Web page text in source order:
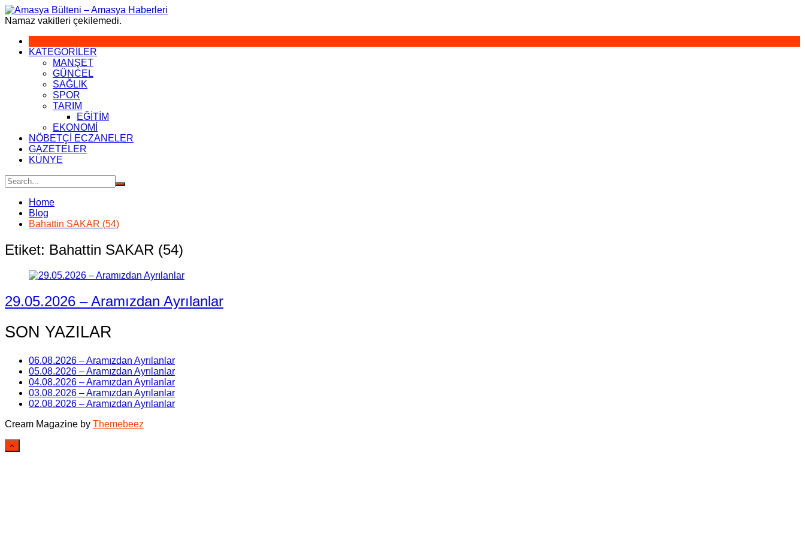
Skip
to
Namaz vakitleri çekilemedi.
KATEGORİLER
MANŞET
GÜNCEL
SAĞLIK
SPOR
TARIM
EĞİTİM
EKONOMİ
NÖBETÇİ ECZANELER
GAZETELER
KÜNYE
Home
Blog
Bahattin SAKAR (54)
Etiket: Bahattin SAKAR (54)
29.05.2026 – Aramızdan Ayrılanlar
SON YAZILAR
06.08.2026 – Aramızdan Ayrılanlar
05.08.2026 – Aramızdan Ayrılanlar
04.08.2026 – Aramızdan Ayrılanlar
03.08.2026 – Aramızdan Ayrılanlar
02.08.2026 – Aramızdan Ayrılanlar
Cream Magazine by Themebeez